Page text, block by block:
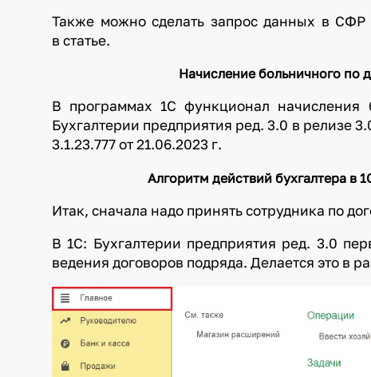
Также можно сделать запрос данных в
в статье.
Начисление больничного по
В программах 1С функционал начисления
Бухгалтерии предприятия ред. 3.0 в релизе
3.1.23.777 от 21.06.2023 г.
Алгоритм действий бухгалтера в
Итак, сначала надо принять сотрудника по
В 1С: Бухгалтерии предприятия ред. 3.0
ведения договоров подряда. Делается это в